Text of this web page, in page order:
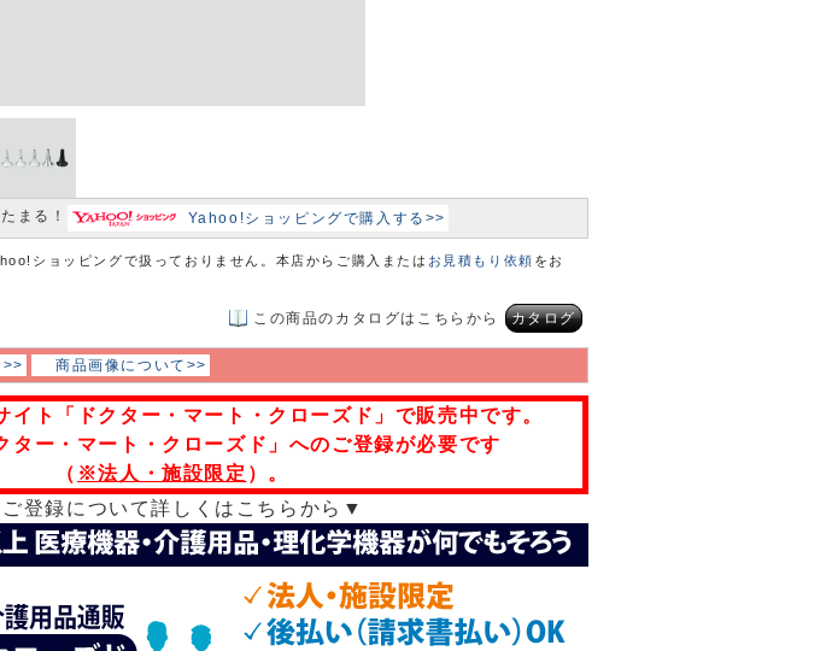
まる！ Yahoo!ショッピングで購入する>>
ショッピングで扱っておりません。本店からご購入または お見積もり依頼 をお
この商品のカタログはこちらから カタログ
商品画像について>>
イト「ドクター・マート・クローズド」で販売中です。
ター・マート・クローズド」へのご登録が必要です
（ ※法人・施設限定 ）。
登録について詳しくはこちらから▼